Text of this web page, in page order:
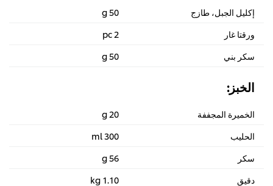
إكليل الجبل، طازج
50 g
ورقتا غار
سكر بني
50 g
الخبز:
الخميرة المجففة
20 g
الحليب
300 ml
سكر
56 g
دقيق
1.10 kg